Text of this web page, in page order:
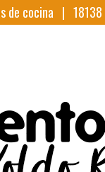
de cocina | 18138